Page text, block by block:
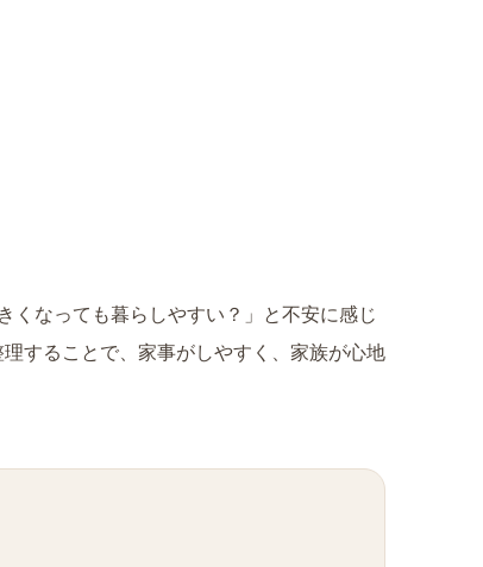
くなっても暮らしやすい？」と不安に感じ
することで、家事がしやすく、家族が心地